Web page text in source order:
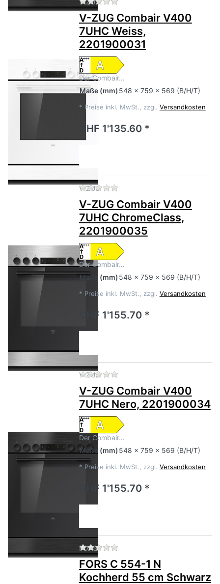
V-ZUG
V-ZUG Combair V400
7UHC Weiss,
2201900031
Der Combair…
Maße (mm) 548 x 759 x 569 (B/H/T)
* Preise inkl. MwSt., zzgl. Versandkosten
CHF 1'135.60 *
V-ZUG Zu diesem Produkt liegen
V-ZUG Combair V400
7UHC ChromeClass,
2201900035
Der Combair…
Maße (mm) 548 x 759 x 569 (B/H/T)
* Preise inkl. MwSt., zzgl. Versandkosten
CHF 1'155.70 *
V-ZUG Zu diesem Produkt liegen
V-ZUG Combair V400
7UHC Nero, 2201900034
Der Combair…
Maße (mm) 548 x 759 x 569 (B/H/T)
* Preise inkl. MwSt., zzgl. Versandkosten
CHF 1'155.70 *
FORS Zu diesem Produkt liegen
FORS C 554-1 N
Kochherd 55 cm Schwarz